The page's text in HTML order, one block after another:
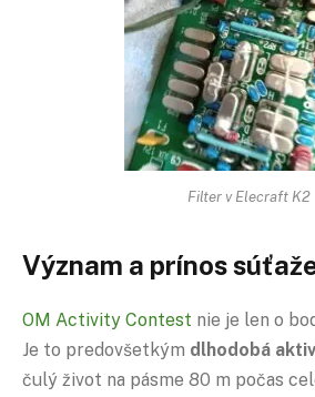
Filter v Elecraft K2
Význam a prínos
OM Activity Contest nie je len o
Je to predovšetkým dlhodobá
čulý život na pásme 80 m počas